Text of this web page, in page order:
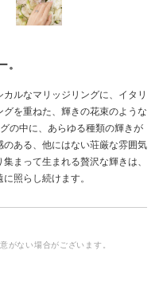
。
ルなマリッジリングに、イタリ
を重ねた、輝きの花束のような
の中に、あらゆる種類の輝きが
ある、他にはない荘厳な雰囲気
まって生まれる贅沢な輝きは、
照らし続けます。
がない場合がございます。